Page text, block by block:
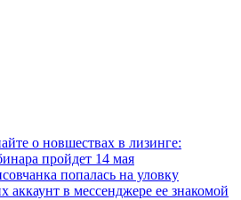
о новшествах в лизинге:
пройдет 14 мая
попалась на уловку
в мессенджере ее знакомой